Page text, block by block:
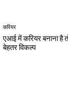
आदिवासी महोत्सव पर
पर रोक